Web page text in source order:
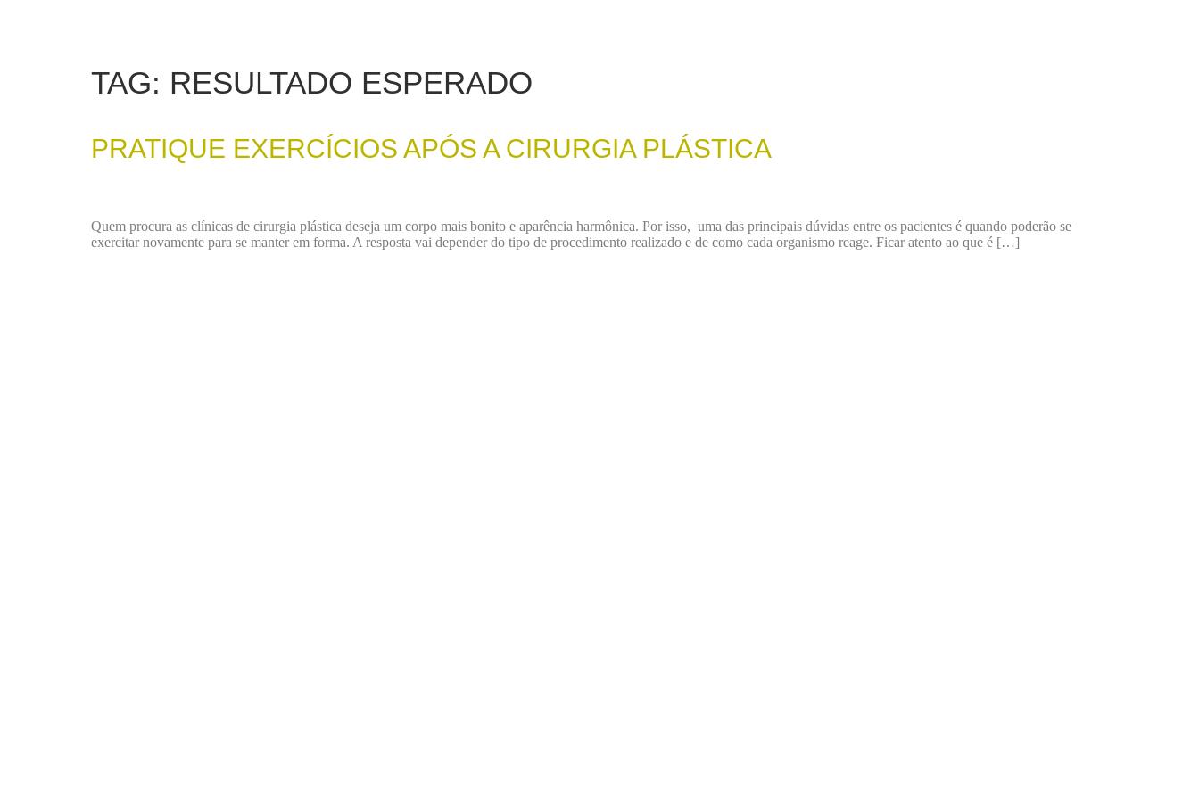
TAG: RESULTADO ESPERADO
PRATIQUE EXERCÍCIOS APÓS A CIRURGIA PLÁSTICA
Quem procura as clínicas de cirurgia plástica deseja um corpo mais bonito e aparência harmônica. Por isso, uma das principais dúvidas entre os pacientes é quando poderão se
exercitar novamente para se manter em forma. A resposta vai depender do tipo de procedimento realizado e de como cada organismo reage. Ficar atento ao que é […]